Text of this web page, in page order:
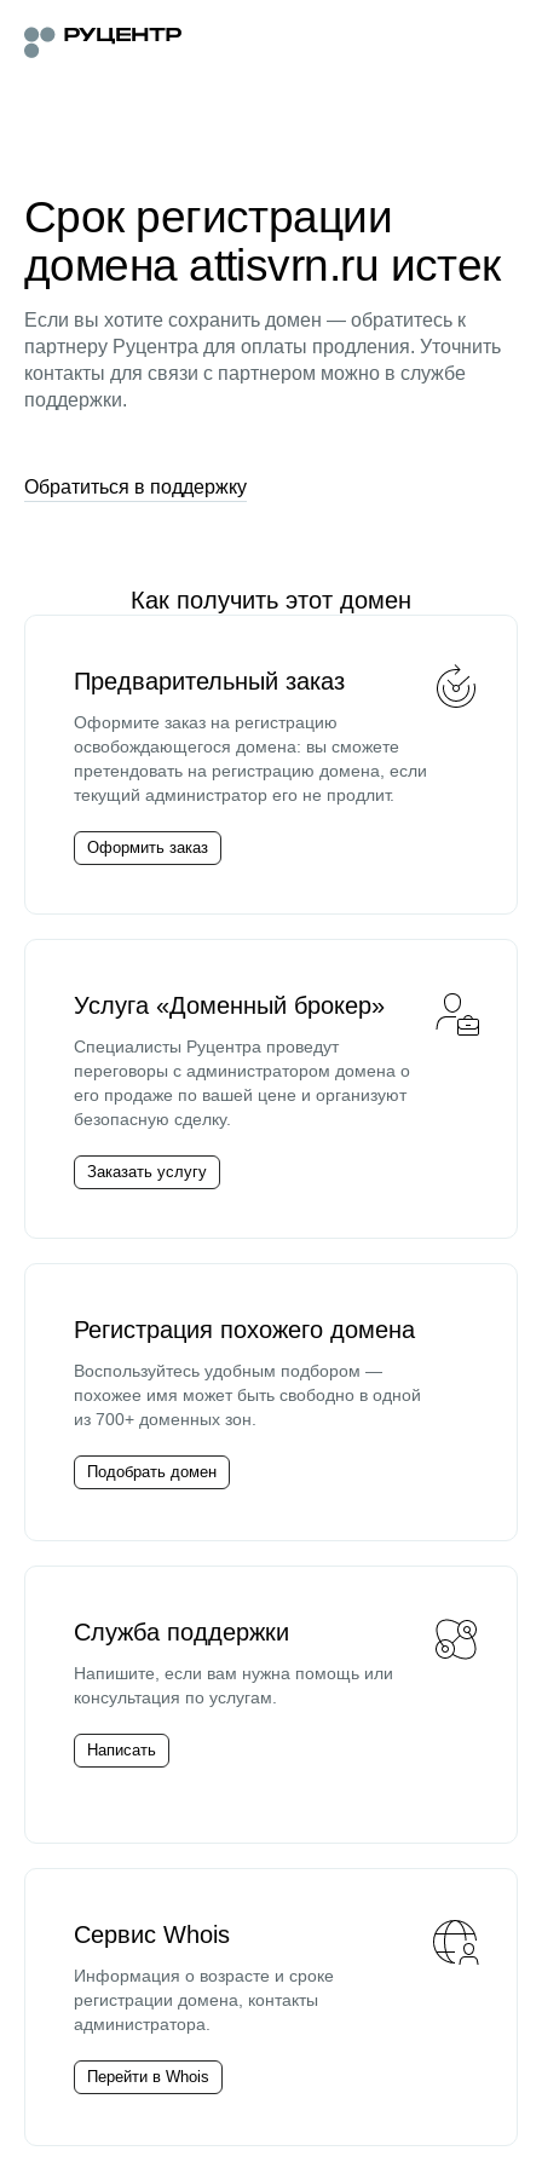
Срок регистрации
домена attisvrn.ru истек
Если вы хотите сохранить домен — обратитесь к
партнеру Руцентра для оплаты продления. Уточнить
контакты для связи с партнером можно в службе
поддержки.
Обратиться в поддержку
Как получить этот домен
Предварительный заказ
Оформите заказ на регистрацию
освобождающегося домена: вы сможете
претендовать на регистрацию домена, если
текущий администратор его не продлит.
Оформить заказ
Услуга «Доменный брокер»
Специалисты Руцентра проведут
переговоры с администратором домена о
его продаже по вашей цене и организуют
безопасную сделку.
Заказать услугу
Регистрация похожего домена
Воспользуйтесь удобным подбором —
похожее имя может быть свободно в одной
из 700+ доменных зон.
Подобрать домен
Служба поддержки
Напишите, если вам нужна помощь или
консультация по услугам.
Написать
Сервис Whois
Информация о возрасте и сроке
регистрации домена, контакты
администратора.
Перейти в Whois